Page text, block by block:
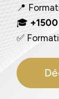
📍
🎓
✅